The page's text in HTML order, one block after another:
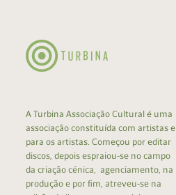
A Turbina Associação Cultural é uma
associação constituída com artistas e
para os artistas. Começou por editar
discos, depois espraiou-se no campo
da criação cénica, agenciamento, na
produção e por fim, atreveu-se na